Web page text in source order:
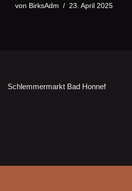
von BirksAdm 23. April 2025
Schlemmermarkt Bad Honnef